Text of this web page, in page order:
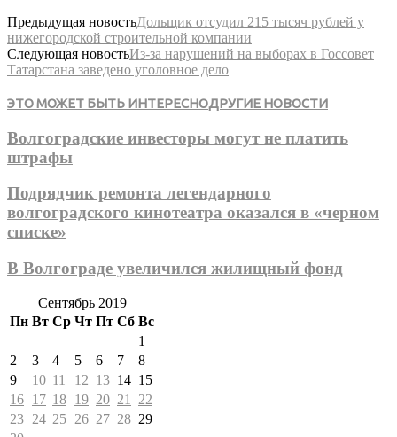
Предыдущая новостьДольщик отсудил 215 тысяч рублей у
нижегородской строительной компании
Следующая новостьИз-за нарушений на выборах в Госсовет
Татарстана заведено уголовное дело
ЭТО МОЖЕТ БЫТЬ ИНТЕРЕСНОДРУГИЕ НОВОСТИ
Волгоградские инвесторы могут не платить
штрафы
Подрядчик ремонта легендарного
волгоградского кинотеатра оказался в «черном
списке»
В Волгограде увеличился жилищный фонд
Сентябрь 2019
Пн Вт Ср Чт Пт Сб Вс
1
2
3 4 5 6 7
8
9
10 11 12 13 14 15
16 17 18 19 20 21
22
23 24 25 26 27 28 29